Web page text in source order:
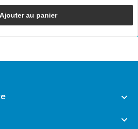
Ajouter au panier

